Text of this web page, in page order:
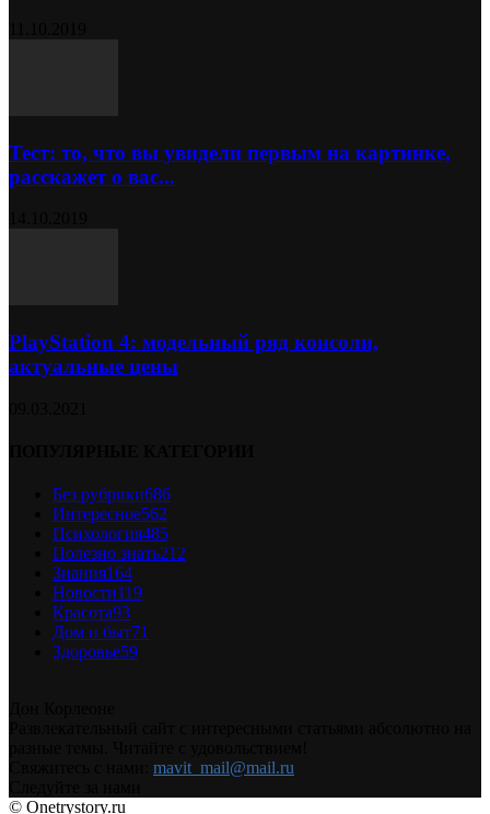
Тест: то, что вы увидели первым на картинке,
расскажет о вас...
PlayStation 4: модельный ряд консоли,
актуальные цены
Без рубрики686
Интересное562
Психология485
Полезно знать212
Знания164
Новости119
Красота93
Дом и быт71
Здоровье59
mavit_mail@mail.ru
© Onetrystory.ru